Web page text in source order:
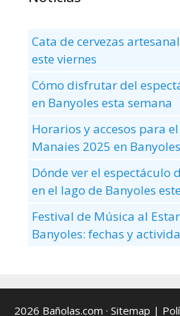
Cata de cervezas
este viernes
Cómo disfrutar del
en Banyoles esta semana
Horarios y accesos para
Manaies 2025 en
Dónde ver el espectáculo
en el lago de Banyoles
Festival de Música al
Banyoles: fechas y
2026 Bañolas.com · Sitemap |